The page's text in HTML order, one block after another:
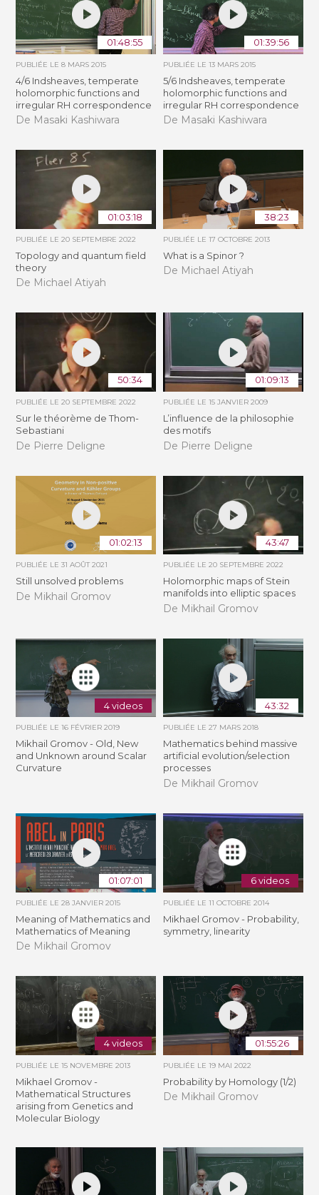
01:48:55
PUBLIÉE LE8 MARS 2015
4/6 Indsheaves, temperate
holomorphic functions and
irregular RH correspondence
De Masaki Kashiwara
01:39:56
PUBLIÉE LE 13 MARS 2015
5/6 Indsheaves, temperate
holomorphic functions and
irregular RH correspondence
De Masaki Kashiwara
01:03:18
PUBLIÉE LE20 SEPTEMBRE 2022
Topology and quantum field
theory
De Michael Atiyah
38:23
PUBLIÉE LE 17 OCTOBRE 2013
What is a Spinor ?
De Michael Atiyah
50:34
PUBLIÉE LE20 SEPTEMBRE 2022
Sur le théorème de Thom-
Sebastiani
De Pierre Deligne
01:09:13
PUBLIÉE LE 15 JANVIER 2009
L’influence de la philosophie
des motifs
De Pierre Deligne
01:02:13
PUBLIÉE LE31 AOÛT 2021
Still unsolved problems
De Mikhail Gromov
43:47
PUBLIÉE LE 20 SEPTEMBRE 2022
Holomorphic maps of Stein
manifolds into elliptic spaces
De Mikhail Gromov
4 videos
PUBLIÉE LE16 FÉVRIER 2019
Mikhail Gromov - Old, New
and Unknown around Scalar
Curvature
43:32
PUBLIÉE LE 27 MARS 2018
Mathematics behind massive
artificial evolution/selection
processes
De Mikhail Gromov
01:07:01
PUBLIÉE LE28 JANVIER 2015
Meaning of Mathematics and
Mathematics of Meaning
De Mikhail Gromov
6 videos
PUBLIÉE LE 11 OCTOBRE 2014
Mikhael Gromov - Probability,
symmetry, linearity
4 videos
PUBLIÉE LE15 NOVEMBRE 2013
Mikhael Gromov -
Mathematical Structures
arising from Genetics and
Molecular Biology
01:55:26
PUBLIÉE LE 19 MAI 2022
Probability by Homology (1/2)
De Mikhail Gromov